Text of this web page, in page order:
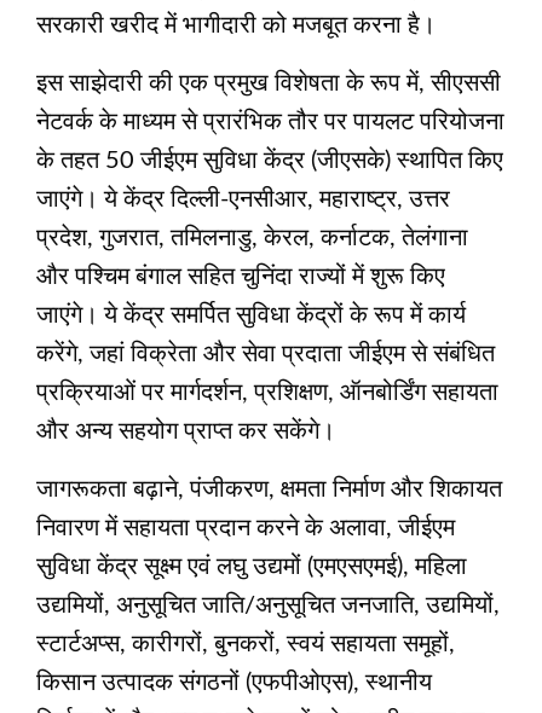
सरकारी खरीद में भागीदारी को मजबूत करना है।
इस साझेदारी की एक प्रमुख विशेषता के रूप में, सीएससी
नेटवर्क के माध्यम से प्रारंभिक तौर पर पायलट परियोजना
के तहत 50 जीईएम सुविधा केंद्र (जीएसके) स्थापित किए
जाएंगे। ये केंद्र दिल्ली-एनसीआर, महाराष्ट्र, उत्तर
प्रदेश, गुजरात, तमिलनाडु, केरल, कर्नाटक, तेलंगाना
और पश्चिम बंगाल सहित चुनिंदा राज्यों में शुरू किए
जाएंगे। ये केंद्र समर्पित सुविधा केंद्रों के रूप में कार्य
करेंगे, जहां विक्रेता और सेवा प्रदाता जीईएम से संबंधित
प्रक्रियाओं पर मार्गदर्शन, प्रशिक्षण, ऑनबोर्डिंग सहायता
और अन्य सहयोग प्राप्त कर सकेंगे।
जागरूकता बढ़ाने, पंजीकरण, क्षमता निर्माण और शिकायत
निवारण में सहायता प्रदान करने के अलावा, जीईएम
सुविधा केंद्र सूक्ष्म एवं लघु उद्यमों (एमएसएमई), महिला
उद्यमियों, अनुसूचित जाति/अनुसूचित जनजाति, उद्यमियों,
स्टार्टअप्स, कारीगरों, बुनकरों, स्वयं सहायता समूहों,
किसान उत्पादक संगठनों (एफपीओएस), स्थानीय